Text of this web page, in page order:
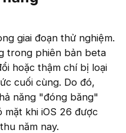
giai đoạn thử nghiệm.
trong phiên bản beta
hoặc thậm chí bị loại
cuối cùng. Do đó,
năng "đóng băng"
mặt khi iOS 26 được
năm nay.